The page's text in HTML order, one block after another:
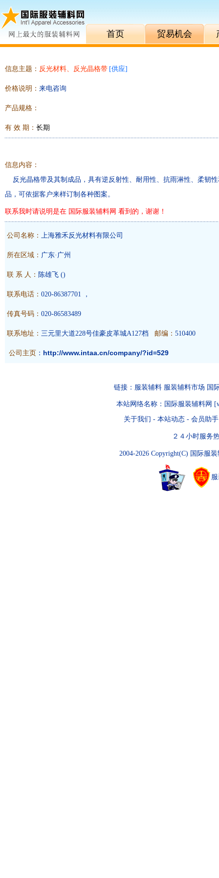
首页 贸易机会
信息主题： 反光材料、反光晶格带 [供应]
价格说明： 来电咨询
产品规格：
有 效 期： 长期
信息内容：
反光晶格带及其制成品，具有逆反射性、耐用性、抗雨淋性、柔韧
品，可依据客户来样订制各种图案。
联系我时请说明是在 国际服装辅料网 看到的，谢谢！
公司名称： 上海雅禾反光材料有限公司
所在区域： 广东·广州
联 系 人： 陈雄飞 ()
联系电话： 020-86387701 ，
传真号码： 020-86583489
联系地址： 三元里大道228号佳豪皮革城A127档 邮编： 510400
公司主页 ： http://www.intaa.cn/company/?id=529
链接： 服装辅料 服装辅料市场 国
本站网络名称： 国际服装辅料网
关于我们 - 本站动态 - 会员助手
２４小时服务
2004-2026 Copyright(C) 国际服